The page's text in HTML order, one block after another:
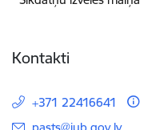
Kontakti
+371 22416641
E-pasts: